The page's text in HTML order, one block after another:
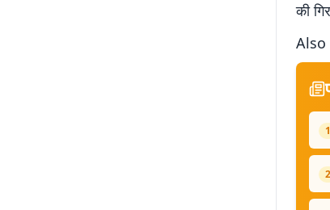
की
Also
1
2